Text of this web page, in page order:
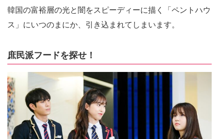
韓国の富裕層の光と闇をスピーディーに描く「ペントハウ
ス」にいつのまにか、引き込まれてしまいます。
庶民派フードを探せ！